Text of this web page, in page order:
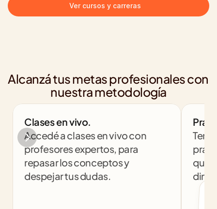
Ver cursos y carreras
Alcanzá tus metas profesionales con
nuestra metodología
Clases en vivo.
Accedé a clases en vivo con
profesores expertos, para
repasar los conceptos y
despejar tus dudas.
que